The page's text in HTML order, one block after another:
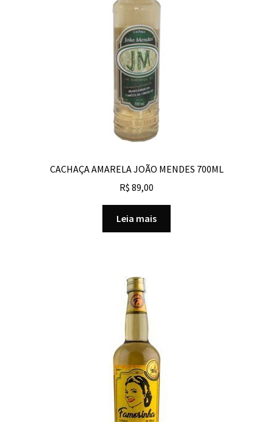
CACHAÇA AMARELA JOÃO MENDES 700ML
R$ 89,00
Leia mais